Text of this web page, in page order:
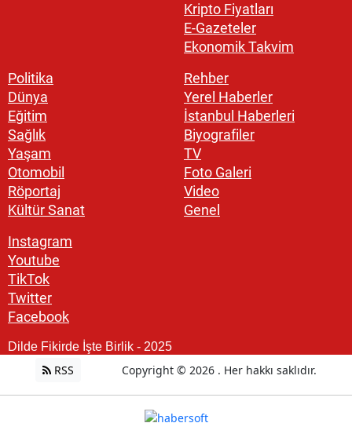
Kripto Fiyatları
E-Gazeteler
Ekonomik Takvim
Politika
Dünya
Eğitim
Sağlık
Yaşam
Otomobil
Röportaj
Kültür Sanat
Rehber
Yerel Haberler
İstanbul Haberleri
Biyografiler
TV
Foto Galeri
Video
Genel
Instagram
Youtube
TikTok
Twitter
Facebook
Dilde Fikirde İşte Birlik - 2025
RSS Copyright © 2026 . Her hakkı saklıdır.